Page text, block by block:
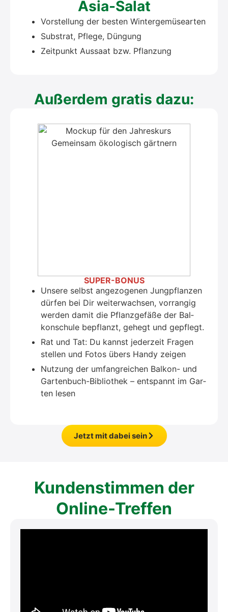
Asia-Salat
Vor­stel­lung der bes­ten Win­ter­ge­mü­se­ar­ten
Sub­strat, Pfle­ge, Dün­gung
Zeit­punkt Aus­saat bzw. Pflan­zung
Außer­dem gra­tis dazu:
SUPER-BONUS
Unse­re selbst ange­zo­ge­nen Jung­pflan­zen
dür­fen bei Dir wei­ter­wach­sen, vor­ran­gig
wer­den damit die Pflanz­ge­fä­ße der Bal­
kon­schu­le bepflanzt, gehegt und gepflegt.
Rat und Tat: Du kannst jeder­zeit Fra­gen
stel­len und Fotos übers Han­dy zei­gen
Nut­zung der umfang­rei­chen Bal­kon- und
Gar­ten­buch-Biblio­thek – ent­spannt im Gar­
ten lesen
Jetzt mit dabei sein
Kun­den­stim­men der
Online-Tref­fen